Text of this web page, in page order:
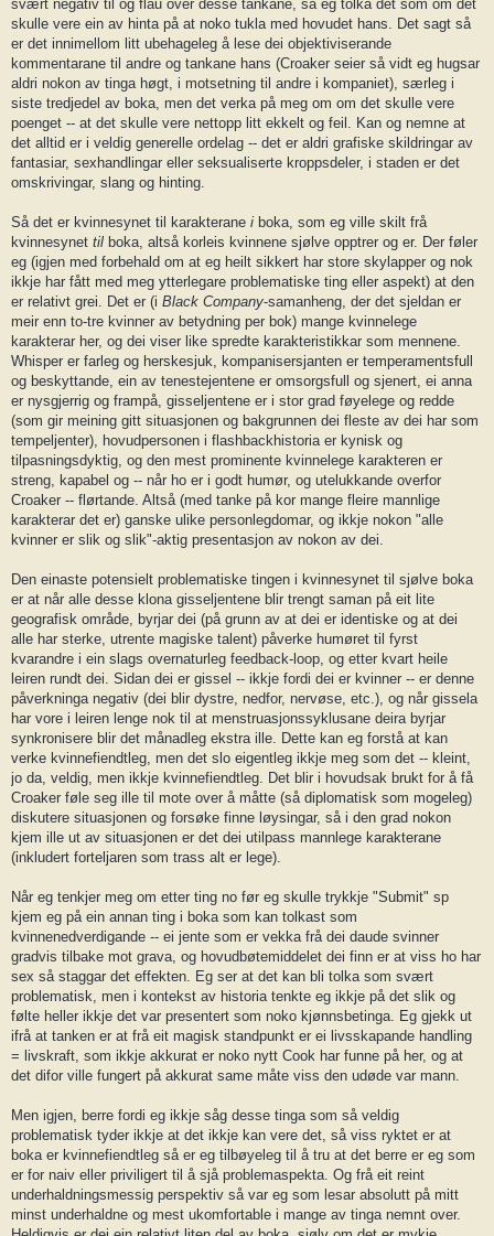
svært negativ til og flau over desse tankane, så eg tolka det som om det
skulle vere ein av hinta på at noko tukla med hovudet hans. Det sagt så
er det innimellom litt ubehageleg å lese dei objektiviserande
kommentarane til andre og tankane hans (Croaker seier så vidt eg hugsar
aldri nokon av tinga høgt, i motsetning til andre i kompaniet), særleg i
siste tredjedel av boka, men det verka på meg om om det skulle vere
poenget -- at det skulle vere nettopp litt ekkelt og feil. Kan og nemne at
det alltid er i veldig generelle ordelag -- det er aldri grafiske skildringar av
fantasiar, sexhandlingar eller seksualiserte kroppsdeler, i staden er det
omskrivingar, slang og hinting.
Så det er kvinnesynet til karakterane i boka, som eg ville skilt frå
kvinnesynet til boka, altså korleis kvinnene sjølve opptrer og er. Der føler
eg (igjen med forbehald om at eg heilt sikkert har store skylapper og nok
ikkje har fått med meg ytterlegare problematiske ting eller aspekt) at den
er relativt grei. Det er (i Black Company-samanheng, der det sjeldan er
meir enn to-tre kvinner av betydning per bok) mange kvinnelege
karakterar her, og dei viser like spredte karakteristikkar som mennene.
Whisper er farleg og herskesjuk, kompanisersjanten er temperamentsfull
og beskyttande, ein av tenestejentene er omsorgsfull og sjenert, ei anna
er nysgjerrig og frampå, gisseljentene er i stor grad føyelege og redde
(som gir meining gitt situasjonen og bakgrunnen dei fleste av dei har som
tempeljenter), hovudpersonen i flashbackhistoria er kynisk og
tilpasningsdyktig, og den mest prominente kvinnelege karakteren er
streng, kapabel og -- når ho er i godt humør, og utelukkande overfor
Croaker -- flørtande. Altså (med tanke på kor mange fleire mannlige
karakterar det er) ganske ulike personlegdomar, og ikkje nokon "alle
kvinner er slik og slik"-aktig presentasjon av nokon av dei.
Den einaste potensielt problematiske tingen i kvinnesynet til sjølve boka
er at når alle desse klona gisseljentene blir trengt saman på eit lite
geografisk område, byrjar dei (på grunn av at dei er identiske og at dei
alle har sterke, utrente magiske talent) påverke humøret til fyrst
kvarandre i ein slags overnaturleg feedback-loop, og etter kvart heile
leiren rundt dei. Sidan dei er gissel -- ikkje fordi dei er kvinner -- er denne
påverkninga negativ (dei blir dystre, nedfor, nervøse, etc.), og når gissela
har vore i leiren lenge nok til at menstruasjonssyklusane deira byrjar
synkronisere blir det månadleg ekstra ille. Dette kan eg forstå at kan
verke kvinnefiendtleg, men det slo eigentleg ikkje meg som det -- kleint,
jo da, veldig, men ikkje kvinnefiendtleg. Det blir i hovudsak brukt for å få
Croaker føle seg ille til mote over å måtte (så diplomatisk som mogeleg)
diskutere situasjonen og forsøke finne løysingar, så i den grad nokon
kjem ille ut av situasjonen er det dei utilpass mannlege karakterane
(inkludert forteljaren som trass alt er lege).
Når eg tenkjer meg om etter ting no før eg skulle trykkje "Submit" sp
kjem eg på ein annan ting i boka som kan tolkast som
kvinnenedverdigande -- ei jente som er vekka frå dei daude svinner
gradvis tilbake mot grava, og hovudbøtemiddelet dei finn er at viss ho har
sex så staggar det effekten. Eg ser at det kan bli tolka som svært
problematisk, men i kontekst av historia tenkte eg ikkje på det slik og
følte heller ikkje det var presentert som noko kjønnsbetinga. Eg gjekk ut
ifrå at tanken er at frå eit magisk standpunkt er ei livsskapande handling
= livskraft, som ikkje akkurat er noko nytt Cook har funne på her, og at
det difor ville fungert på akkurat same måte viss den udøde var mann.
Men igjen, berre fordi eg ikkje såg desse tinga som så veldig
problematisk tyder ikkje at det ikkje kan vere det, så viss ryktet er at
boka er kvinnefiendtleg så er eg tilbøyeleg til å tru at det berre er eg som
er for naiv eller priviligert til å sjå problemaspekta. Og frå eit reint
underhaldningsmessig perspektiv så var eg som lesar absolutt på mitt
minst underhaldne og mest ukomfortable i mange av tinga nemnt over.